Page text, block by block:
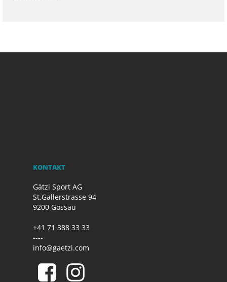
KONTAKT
Gätzi Sport AG
St.Gallerstrasse 94
9200 Gossau
+41 71 388 33 33
----
info@gaetzi.com